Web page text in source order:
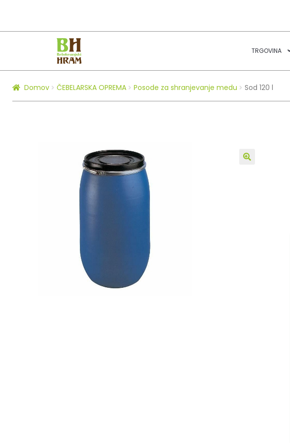
navigation
content
TRGOVINA
Domov ČEBELARSKA OPREMA Posode za shranjevanje medu Sod 120 l